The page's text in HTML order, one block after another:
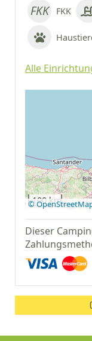
FKK
Alle
100 km
©
Dieser